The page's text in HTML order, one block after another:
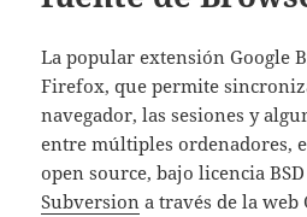
La popular extensión Google
Firefox, que permite
navegador, las sesiones y
entre múltiples ordenadores,
open source, bajo licencia
Subversion a través de la web